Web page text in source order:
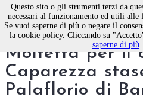
Grande attesa
Molfetta per il
Caparezza
Palaflorio di
Questo sito o gli strumenti terzi da
necessari al funzionamento ed utili
Se vuoi saperne di più o negare il
la cookie policy. Cliccando su
saperne di più